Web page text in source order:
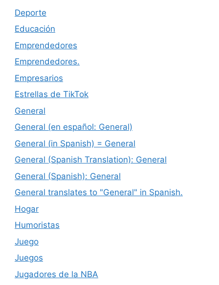
Deporte
Educación
Emprendedores
Emprendedores.
Empresarios
Estrellas de TikTok
General
General (en español: General)
General (in Spanish) = General
General (Spanish Translation): General
General (Spanish): General
General translates to "General" in Spanish.
Hogar
Humoristas
Juego
Juegos
Jugadores de la NBA